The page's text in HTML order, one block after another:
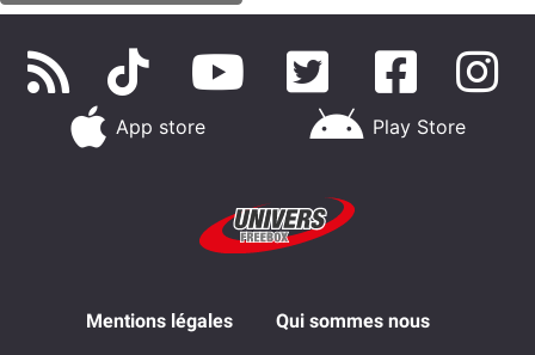
App store Play Store
Mentions légales Qui sommes nous